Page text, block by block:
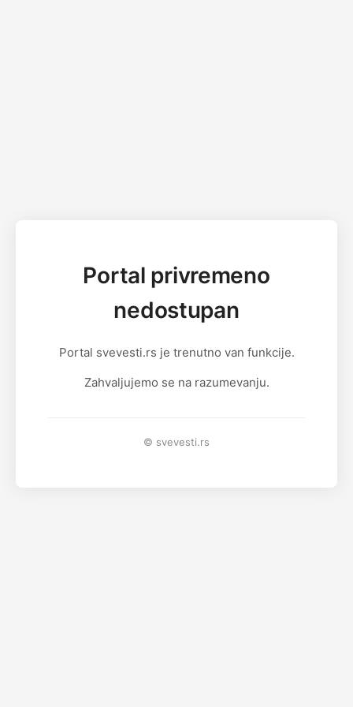
Portal privremeno
nedostupan
Portal svevesti.rs je trenutno van funkcije.
Zahvaljujemo se na razumevanju.
© svevesti.rs